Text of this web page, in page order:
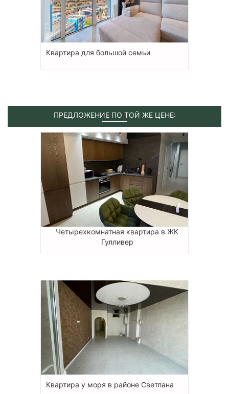
Квартира для большой семьи
ПРЕДЛОЖЕНИЕ ПО ТОЙ ЖЕ ЦЕНЕ:
Четырехкомнатная квартира в ЖК
Гулливер
Квартира у моря в районе Светлана